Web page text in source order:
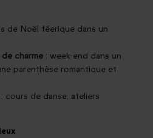
de Noël féerique dans un
charme : week-end dans un
parenthèse romantique et
: cours de danse, ateliers